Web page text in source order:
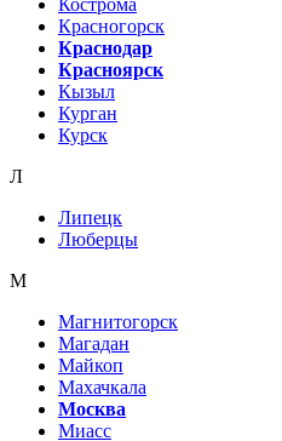
Кострома
Красногорск
Краснодар
Красноярск
Кызыл
Курган
Курск
Л
Липецк
Люберцы
М
Магнитогорск
Магадан
Майкоп
Махачкала
Москва
Миасс